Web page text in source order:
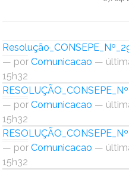
Ministério da Educação
Ministério da Cultura
Ministério do Trabalho
Ministério do Desenvolvimento Social
Ministério da Saúde
— por Comunicacao —
15h32
— por Comunicacao —
15h32
— por Comunicacao —
15h32